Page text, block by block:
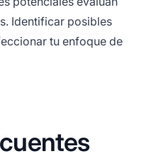
Identificar posibles
tu enfoque de